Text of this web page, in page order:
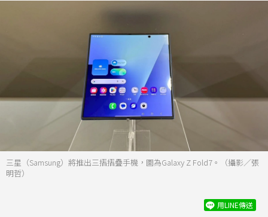
三星（Samsung）將推出三摺摺疊手機，圖為Galaxy Z Fold7。（攝影／張
明哲）
用LINE傳送